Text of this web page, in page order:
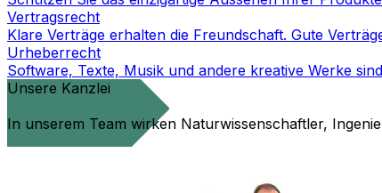
Vertragsrecht
Klare Verträge erhalten die Freundschaft. Gute
Urheberrecht
Software, Texte, Musik und andere kreative Werke
Unsere Kanzlei
In unserem Team wirken Naturwissenschaftler,